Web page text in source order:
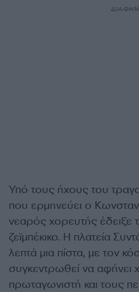
Υπό τους ήχους του
που ερμηνεύει ο
νεαρός χορευτής έδειξε
ζεϊμπέκικο. Η πλατεία
λεπτά μια πίστα, με τον
συγκεντρωθεί να
πρωταγωνιστή και τους